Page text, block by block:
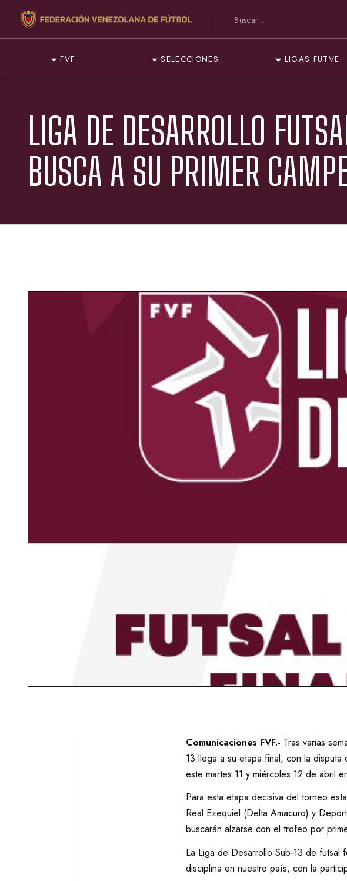
FVF SELECCIONES LIGAS FUTVE
LIGA DE DESARROLLO
BUSCA A SU PRIMER
Comunicaciones FVF.- Tras varias
13 llega a su etapa final, con la
este martes 11 y miércoles 12 de abril
Para esta etapa decisiva del torneo
Real Ezequiel (Delta Amacuro) y
buscarán alzarse con el trofeo por
La Liga de Desarrollo Sub-13 de futsal
disciplina en nuestro país, con la